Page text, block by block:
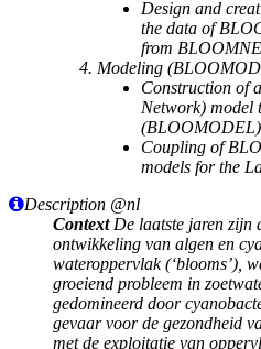
Design and
the data of
from
Modeling
Construction of
Network) model
(BLOOMODEL)
Coupling of
models for the
Description @nl
Context De laatste jaren zijn
ontwikkeling van algen en
wateroppervlak (‘blooms’),
groeiend probleem in
gedomineerd door
gevaar voor de gezondheid
met de exploitatie van